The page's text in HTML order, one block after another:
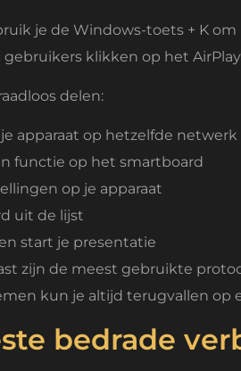
je de Windows-toets + K
klikken op het
delen:
apparaat op hetzelfde
functie op het smartboard
op je apparaat
uit de lijst
start je presentatie
zijn de meest gebruikte
kun je altijd terugvallen op
bedrade